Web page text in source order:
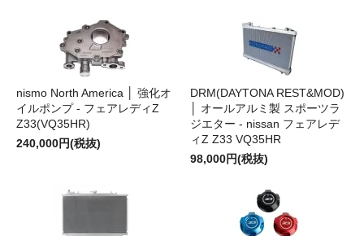
nismo North America │ 強化オ
イルポンプ - フェアレディZ
Z33(VQ35HR)
240,000円(税抜)
DRM(DAYTONA REST&MOD)
│ オールアルミ製 スポーツラ
ジエター - nissan フェアレデ
ィZ Z33 VQ35HR
98,000円(税抜)